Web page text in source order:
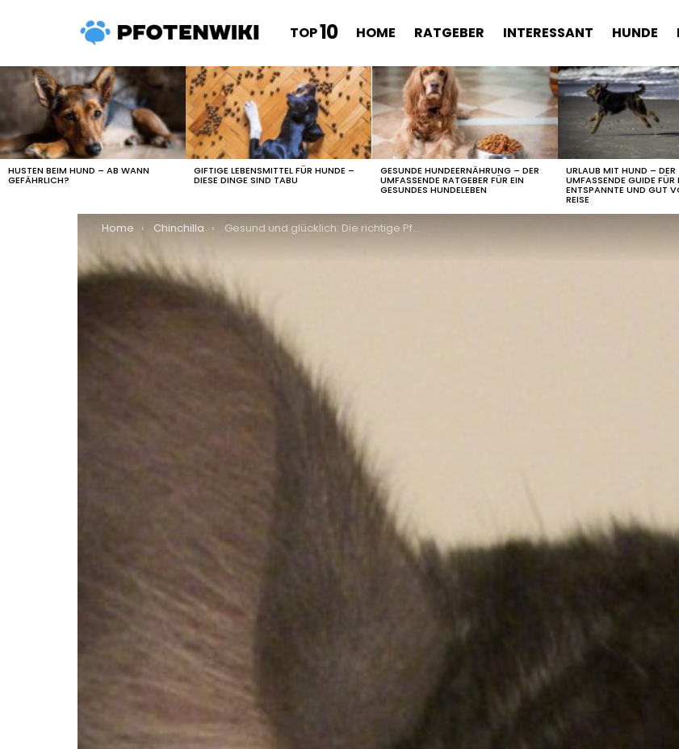
TOP10 HOME RATGEBER INTERESSANT HUNDE
LATEST
STORIES
HUSTEN BEIM HUND – AB WANN
GEFÄHRLICH?
GIFTIGE LEBENSMITTEL FÜR HUNDE –
DIESE DINGE SIND TABU
GESUNDE HUNDEERNÄHRUNG – DER
UMFASSENDE RATGEBER FÜR EIN
GESUNDES HUNDELEBEN
URLAUB MIT HUND – DER
UMFASSENDE GUIDE FÜR
ENTSPANNTE UND GUT
REISE
You are here:
Home Chinchilla Gesund und glücklich: Die richtige Pflege für ihren Chinchilla